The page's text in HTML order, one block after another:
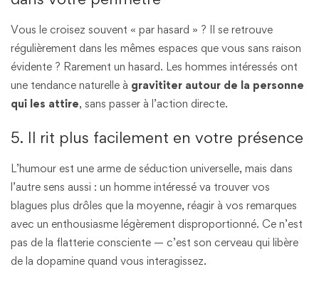
Vous le croisez souvent « par hasard » ? Il se retrouve
régulièrement dans les mêmes espaces que vous sans raison
évidente ? Rarement un hasard. Les hommes intéressés ont
une tendance naturelle à gravititer autour de la personne
qui les attire, sans passer à l’action directe.
5. Il rit plus facilement en votre présence
L’humour est une arme de séduction universelle, mais dans
l’autre sens aussi : un homme intéressé va trouver vos
blagues plus drôles que la moyenne, réagir à vos remarques
avec un enthousiasme légèrement disproportionné. Ce n’est
pas de la flatterie consciente — c’est son cerveau qui libère
de la dopamine quand vous interagissez.